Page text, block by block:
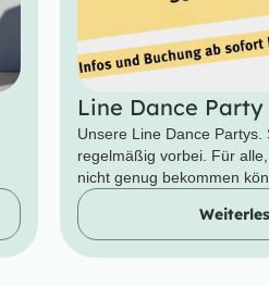
Line Dance Party
Unsere Line Dance Partys.
regelmäßig vorbei. Für
nicht genug bekommen